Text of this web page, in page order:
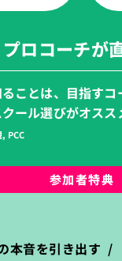
ロコーチが
ことは、目指す
ール選びがオスス
PCC
参加者特典
本音を引き出す /